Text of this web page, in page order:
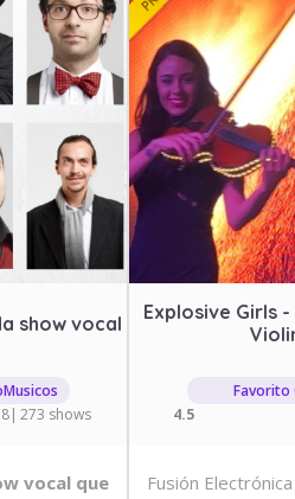
show vocal
| 273 shows
vocal que
Explosive Girls
Favorito
4.5
Fusión